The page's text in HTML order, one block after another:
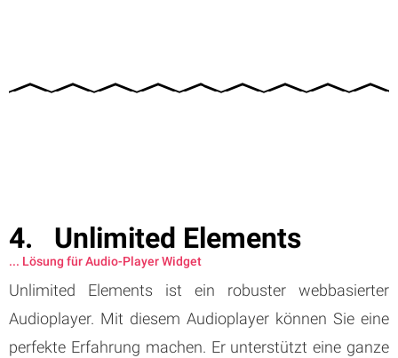
Unlimited Elements
... Lösung für Audio-Player Widget
Unlimited Elements ist ein robuster webbasierter
Audioplayer. Mit diesem Audioplayer können Sie eine
perfekte Erfahrung machen. Er unterstützt eine ganze